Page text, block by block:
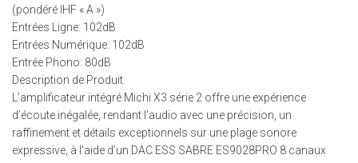
(pondéré IHF « A »)
Entrées Ligne: 102dB
Entrées Numérique: 102dB
Entrée Phono: 80dB
Description de Produit
L’amplificateur intégré Michi X3 série 2 offre une expérience
d’écoute inégalée, rendant l’audio avec une précision, un
raffinement et détails exceptionnels sur une plage sonore
expressive, à l’aide d’un DAC ESS SABRE ES9028PRO 8 canaux